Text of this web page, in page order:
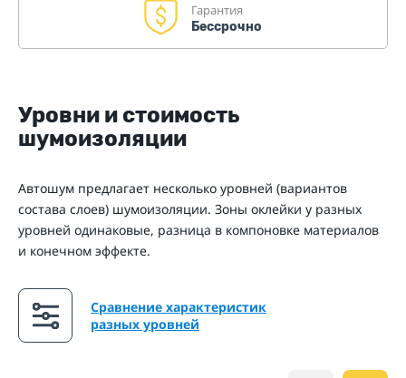
Гарантия
Бессрочно
Уровни и стоимость
шумоизоляции
Автошум предлагает несколько уровней (вариантов
состава слоев) шумоизоляции. Зоны оклейки у разных
уровней одинаковые, разница в компоновке материалов
и конечном эффекте.
Сравнение характеристик
разных уровней